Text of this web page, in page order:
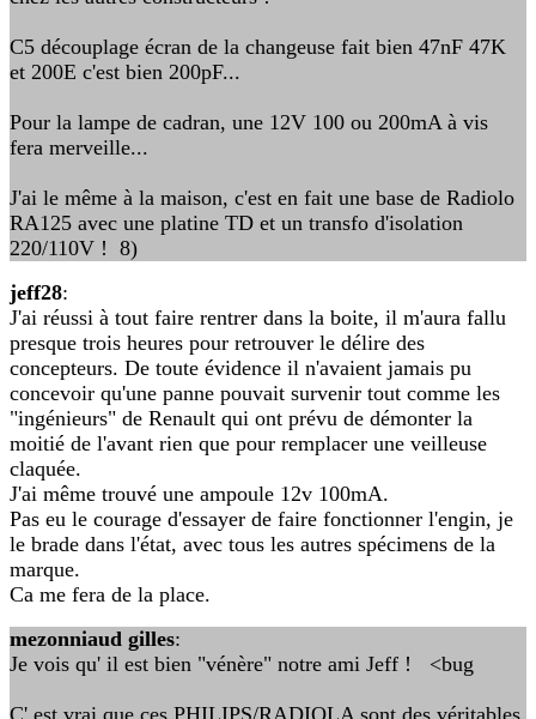
C5 découplage écran de la changeuse fait bien 47nF 47K
et 200E c'est bien 200pF...
Pour la lampe de cadran, une 12V 100 ou 200mA à vis
fera merveille...
J'ai le même à la maison, c'est en fait une base de Radiolo
RA125 avec une platine TD et un transfo d'isolation
220/110V ! 8)
jeff28:
J'ai réussi à tout faire rentrer dans la boite, il m'aura fallu
presque trois heures pour retrouver le délire des
concepteurs. De toute évidence il n'avaient jamais pu
concevoir qu'une panne pouvait survenir tout comme les
"ingénieurs" de Renault qui ont prévu de démonter la
moitié de l'avant rien que pour remplacer une veilleuse
claquée.
J'ai même trouvé une ampoule 12v 100mA.
Pas eu le courage d'essayer de faire fonctionner l'engin, je
le brade dans l'état, avec tous les autres spécimens de la
marque.
Ca me fera de la place.
mezonniaud gilles:
Je vois qu' il est bien "vénère" notre ami Jeff ! <bug
C' est vrai que ces PHILIPS/RADIOLA sont des véritables